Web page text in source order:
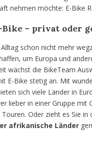
nehmen möchte: E-Bike
Bike – privat oder
schon nicht mehr
um Europa und
wächst die BikeTeam
E-Bike stetig an. Mit
sich viele Länder in
lieber in einer Gruppe mit
Oder zieht es Sie in
afrikanische Länder